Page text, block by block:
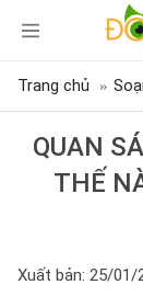
Trang chủ
QUAN
THẾ
Xuất bản: 25/01/